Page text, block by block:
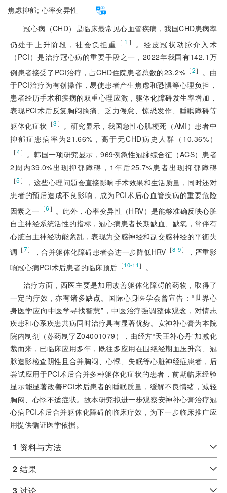
焦虑抑郁; 心率变异性
冠心病（CHD）是临床最常见心血管疾病，我国CHD患病率
仍处于上升阶段，社会负担重 ［ 1 ］
。经皮冠状动脉介入术
（PCI）是治疗冠心病的重要手段之一，2022年我国有142.1万
例患者接受了PCI治疗，占CHD住院患者总数的23.2% ［2］ 。由
于PCI治疗为有创操作，易使患者产生焦虑和恐惧等心理负担，
患者经历手术和疾病的双重心理应激，躯体化障碍发生率增加，
表现PCI术后反复胸闷胸痛、乏力倦怠、惊恐发作、睡眠障碍等
躯体化症状 ［3 ］ 。研究显示，我国急性心肌梗死（AMI）患者中
抑郁症患病率为21.66%，高于无CHD病史人群（10.36%）
［4］
。韩国一项研究显示，969例急性冠脉综合征（ACS）患者
2周内39.0%出现抑郁障碍，1年后25.7%患者出现抑郁障碍
［5 ］
，这些心理问题会直接影响手术效果和生活质量，同时还对
患者的预后造成不良影响，成为PCI术后心血管疾病的重要危险
因素之一 ［6 ］ 。此外，心率变异性（HRV）是能够准确反映心脏
自主神经系统活性的指标，冠心病患者长期缺血、缺氧，常伴有
心脏自主神经功能紊乱，表现为交感神经和副交感神经的平衡失
调 ［7］ ，合并躯体化障碍患者会进一步降低HRV ［8-9］
，严重影
响冠心病PCI术后患者的临床预后 ［10-11 ］ 。
治疗方面，西医主要是加用改善躯体化障碍的药物，取得了
一定的疗效，亦有诸多缺点。国际心身医学会曾宣告：“世界心
身医学应向中医学寻找智慧”，中医治疗强调整体观念，对情志
疾患和心系疾患共病同时治疗具有显著优势。安神补心膏为本院
院内制剂（苏药制字Z04001079），由经方“天王补心丹”加减化
裁而来，已临床应用多年，既往多应用在围绝经期血压升高、冠
脉造影检查阴性且合并胸闷、心悸、失眠等心脏神经症患者，后
尝试应用于PCI术后合并多种躯体化症状的患者，前期临床经验
显示能显著改善PCI术后患者的睡眠质量，缓解不良情绪，减轻
胸闷、心悸不适症状。故本研究拟进一步观察安神补心膏治疗冠
心病PCI术后合并躯体化障碍的临床疗效，为下一步临床推广应
用提供循证医学依据。
1 资料与方法
2结果